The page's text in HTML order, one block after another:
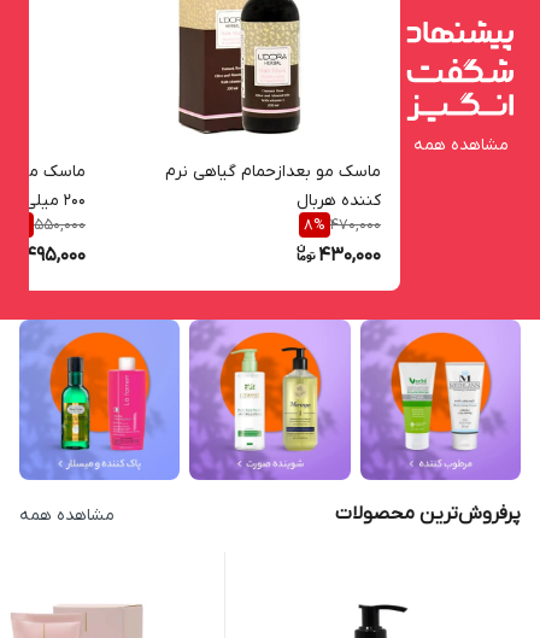
مشاهده همه
ماسک مو بعدازحمام گیاهی نرم
کننده هربال
470,000
8%
430,000
ماسک مو
200 میلی لیتر
550,000
495,000
پرفروش‌ترین محصولات مشاهده همه